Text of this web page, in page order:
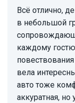
Всё отлично, действительно комфортная поездка
в небольшой
каждому
вела
авто тоже
аккуратная,